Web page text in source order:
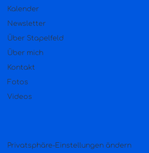
Kalender
Newsletter
Über Stapelfeld
Über mich
Kontakt
Fotos
Videos
Privatsphäre-Einstellungen ändern